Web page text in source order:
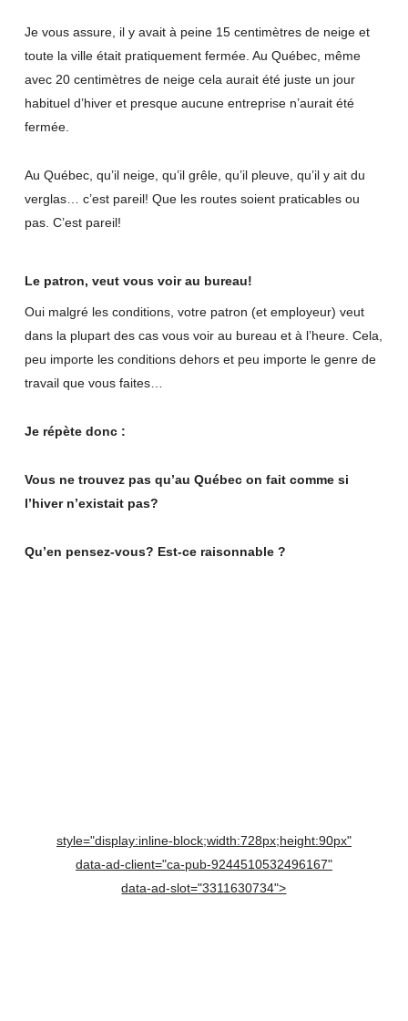
Je vous assure, il y avait à peine 15 centimètres de neige et
toute la ville était pratiquement fermée. Au Québec, même
avec 20 centimètres de neige cela aurait été juste un jour
habituel d’hiver et presque aucune entreprise n’aurait été
fermée.
Au Québec, qu’il neige, qu’il grêle, qu’il pleuve, qu’il y ait du
verglas… c’est pareil! Que les routes soient praticables ou
pas. C’est pareil!
Le patron, veut vous voir au bureau!
Oui malgré les conditions, votre patron (et employeur) veut
dans la plupart des cas vous voir au bureau et à l’heure. Cela,
peu importe les conditions dehors et peu importe le genre de
travail que vous faites…
Je répète donc :
Vous ne trouvez pas qu’au Québec on fait comme si
l’hiver n’existait pas?
Qu’en pensez-vous? Est-ce raisonnable ?
style="display:inline-block;width:728px;height:90px"
data-ad-client="ca-pub-9244510532496167"
data-ad-slot="3311630734">